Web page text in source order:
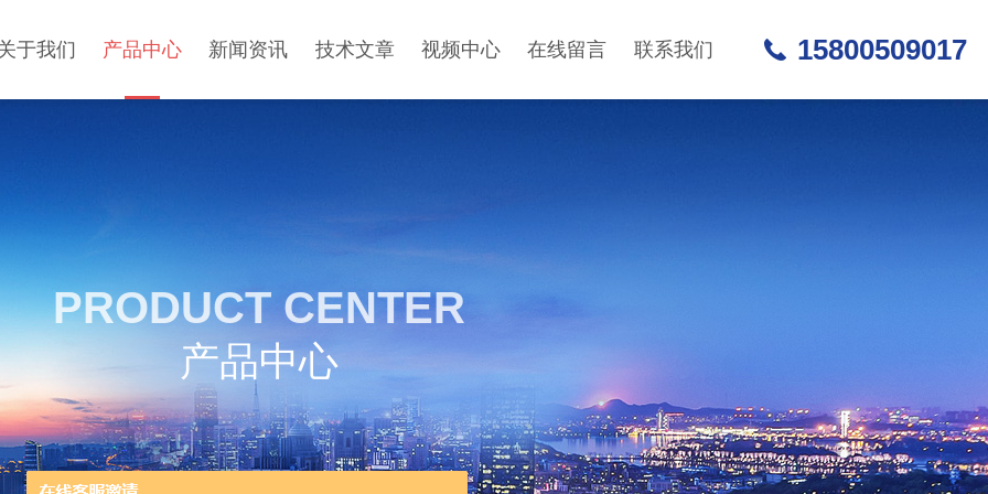
于我们 产品中心 新闻资讯 技术文章 视频中心 在线留言 联系我们 15800509017
PRODUCT CENTER
产品中心